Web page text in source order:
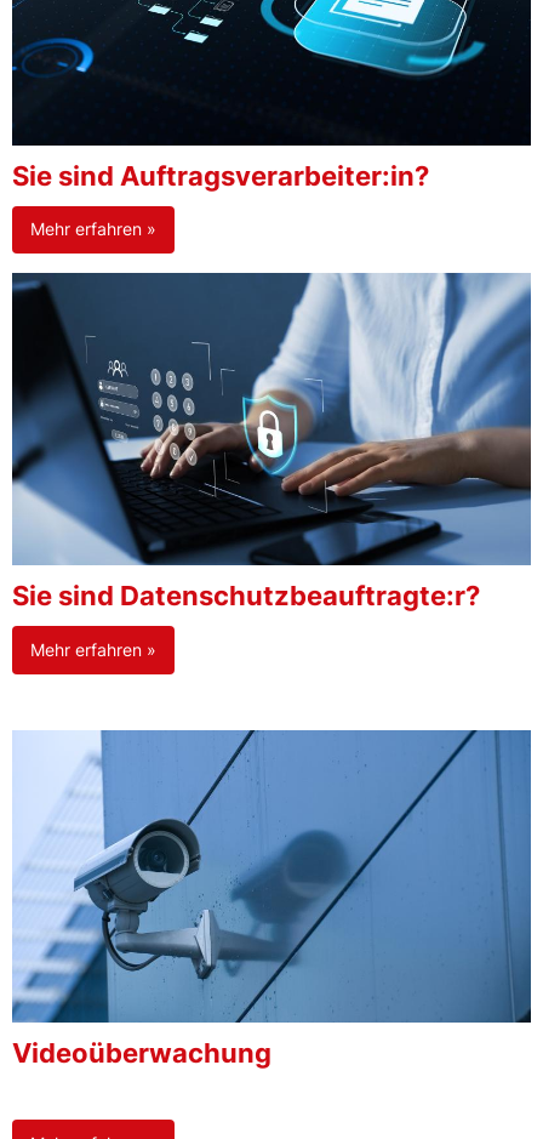
Sie sind Auftragsverarbeiter:in?
Mehr erfahren »
Sie sind Datenschutzbeauftragte:r?
Mehr erfahren »
Videoüberwachung